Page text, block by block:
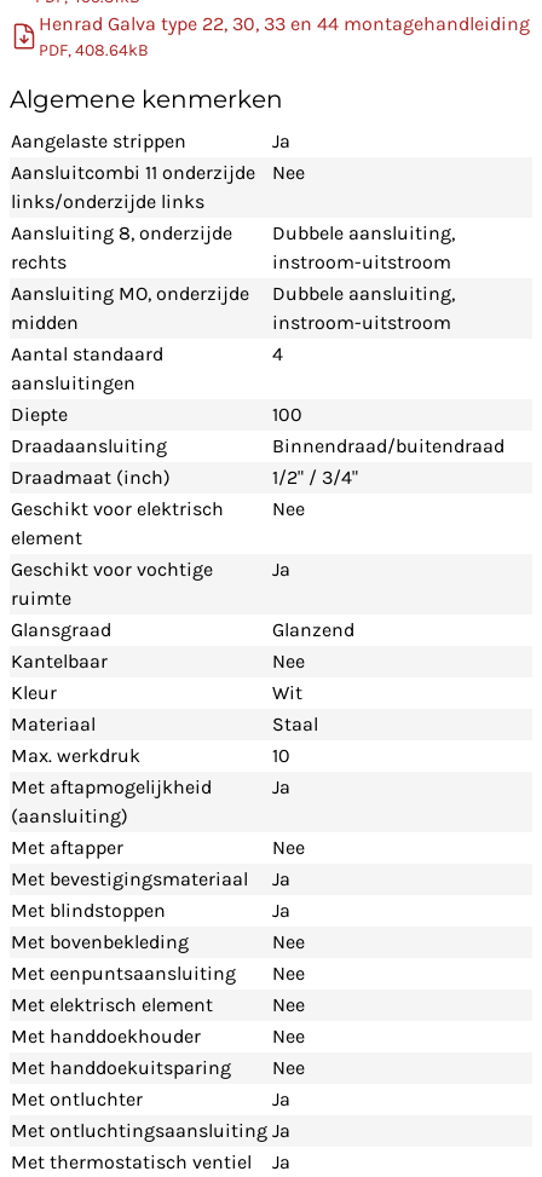
Henrad Galva type 22, 30, 33 en 44 montagehandleiding
PDF, 408.64kB
Algemene kenmerken
Aangelaste strippen
Ja
Aansluitcombi 11 onderzijde
links/onderzijde links
Nee
Aansluiting 8, onderzijde
rechts
Dubbele aansluiting,
instroom-uitstroom
Aansluiting MO, onderzijde
midden
Dubbele aansluiting,
instroom-uitstroom
Aantal standaard
aansluitingen
4
Diepte
100
Draadaansluiting
Binnendraad/buitendraad
Draadmaat (inch)
1/2" / 3/4"
Geschikt voor elektrisch
element
Nee
Geschikt voor vochtige
ruimte
Ja
Glansgraad
Glanzend
Kantelbaar
Nee
Kleur
Wit
Materiaal
Staal
Max. werkdruk
10
Met aftapmogelijkheid
(aansluiting)
Ja
Met aftapper
Nee
Met bevestigingsmateriaal
Ja
Met blindstoppen
Ja
Met bovenbekleding
Nee
Met eenpuntsaansluiting
Nee
Met elektrisch element
Nee
Met handdoekhouder
Nee
Met handdoekuitsparing
Nee
Met ontluchter
Ja
Met ontluchtingsaansluiting Ja
Met thermostatisch ventiel
Ja